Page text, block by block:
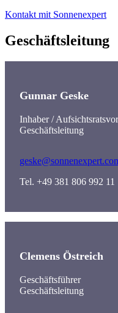
Kontakt mit Sonnenexpert
Geschäftsleitung
Gunnar Geske
Inhaber /
Geschäftsleitung
Tel. +49 381 806 992 11
Clemens Östreich
Geschäftsführer
Geschäftsleitung